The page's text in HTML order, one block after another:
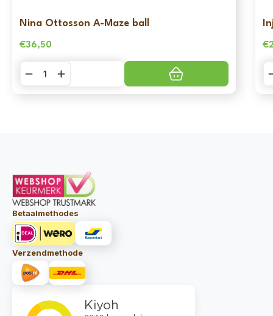
Nina Ottosson A-Maze ball
€36,50
Ottosson
€
Betaalmethodes
Verzendmethode